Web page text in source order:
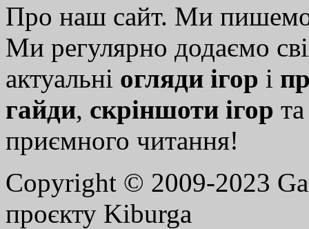
Про наш сайт. Ми
Ми регулярно додаємо
актуальні огляди ігор і
гайди, скріншоти ігор
приємного читання!
Copyright © 2009-2023
проєкту Kiburga